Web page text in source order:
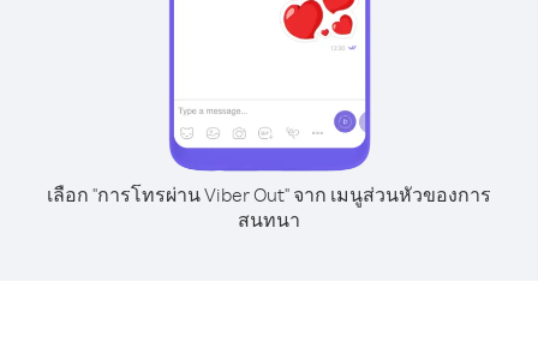
เลือก "การโทรผ่าน Viber Out" จาก เมนูส่วนหัวของการ
สนทนา